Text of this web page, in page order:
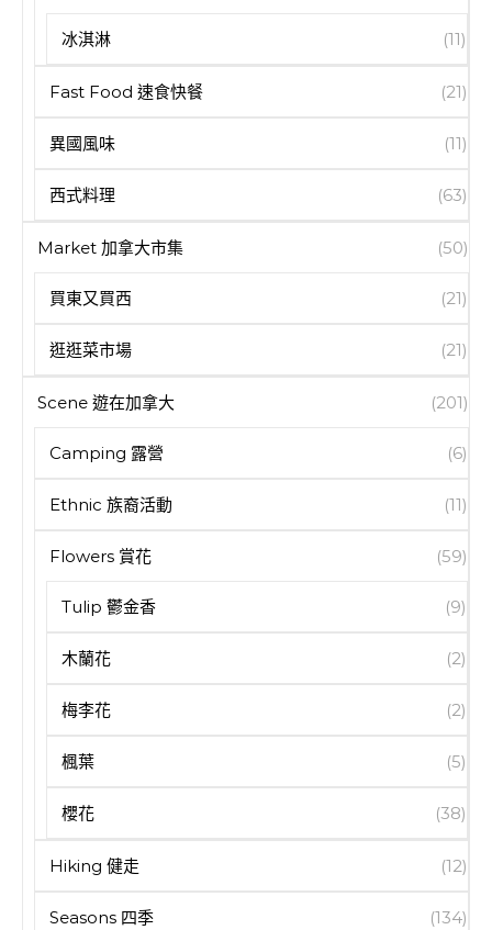
冰淇淋 (11)
Fast Food 速食快餐 (21)
異國風味 (11)
西式料理 (63)
Market 加拿大市集 (50)
買東又買西 (21)
逛逛菜市場 (21)
Scene 遊在加拿大 (201)
Camping 露營 (6)
Ethnic 族裔活動 (11)
Flowers 賞花 (59)
Tulip 鬱金香 (9)
木蘭花 (2)
梅李花 (2)
楓葉 (5)
櫻花 (38)
Hiking 健走 (12)
Seasons 四季 (134)